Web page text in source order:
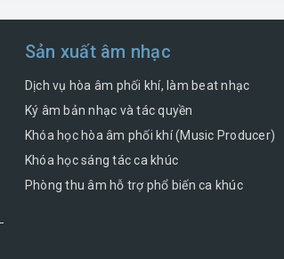
Sản xuất âm nhạc
Dịch vụ hòa âm phối khí, làm beat nhạc
Ký âm bản nhạc và tác quyền
Khóa học hòa âm phối khí (Music Producer)
Khóa học sáng tác ca khúc
Phòng thu âm hỗ trợ phổ biến ca khúc